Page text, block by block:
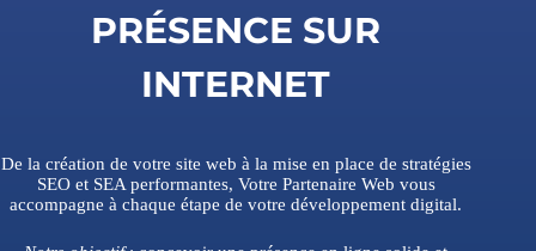
PRÉSENCE SUR
INTERNET
De la création de votre site web à la mise en place de stratégies
SEO et SEA performantes, Votre Partenaire Web vous
accompagne à chaque étape de votre développement digital.